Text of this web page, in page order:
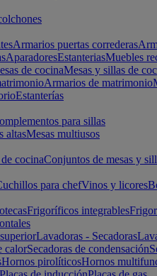
Armarios puertas correderas
AparadoresEstanteriasMuebles
de cocinaMesas y sillas de
Armarios de matrimonio
Estanterías
para sillas
altasMesas multiusos
cocinaConjuntos de mesas y
para chefVinos y licores
Frigoríficos integrables
Lavadoras - Secadoras
calorSecadoras de condensación
Hornos pirolíticosHornos